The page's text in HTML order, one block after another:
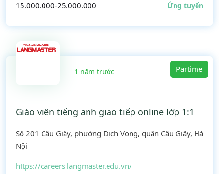
15.000.000-25.000.000 Ứng tuyển
1 năm trước Partime
Giáo viên tiếng anh giao tiếp online lớp 1:1
Số 201 Cầu Giấy, phường Dịch Vọng, quận Cầu Giấy, Hà
Nội
https://careers.langmaster.edu.vn/